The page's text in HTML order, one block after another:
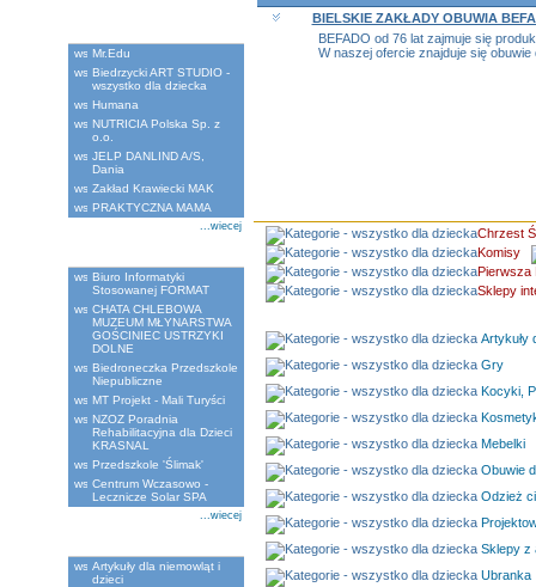
Mr.Edu
Biedrzycki ART STUDIO -
wszystko dla dziecka
Humana
NUTRICIA Polska Sp. z
o.o.
JELP DANLIND A/S,
Dania
Zakład Krawiecki MAK
PRAKTYCZNA MAMA
...wiecej
Biuro Informatyki
Stosowanej FORMAT
CHATA CHLEBOWA
MUZEUM MŁYNARSTWA
GOŚCINIEC USTRZYKI
DOLNE
Biedroneczka Przedszkole
Niepubliczne
MT Projekt - Mali Turyści
NZOZ Poradnia
Rehabilitacyjna dla Dzieci
KRASNAL
Przedszkole 'Ślimak'
Centrum Wczasowo -
Lecznicze Solar SPA
...wiecej
Artykuły dla niemowląt i
dzieci
BIELSKIE ZAKŁADY OBUWIA
BEFADO od 76 lat zajmuje się
W naszej ofercie znajduje się obuwie
Chrzest
Komisy
Pierwsza
Sklepy
Artykuły
Gry
Kocyki,
Mebelki
Obuwie
Odzież
Sklepy z
Ubranka